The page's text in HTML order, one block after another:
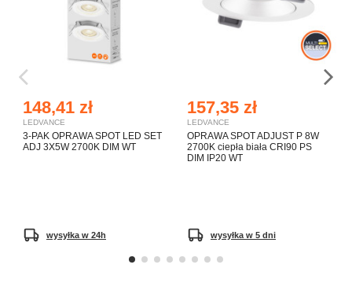
148,41 zł
LEDVANCE
3-PAK OPRAWA SPOT LED SET
ADJ 3X5W 2700K DIM WT
wysyłka w 24h
157,35 zł
LEDVANCE
OPRAWA SPOT ADJUST P 8W
2700K ciepła biała CRI90 PS
DIM IP20 WT
wysyłka w 5 dni